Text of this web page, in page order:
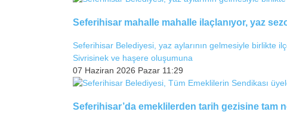
Seferihisar mahalle mahalle ilaçlanıyor, yaz
Seferihisar Belediyesi, yaz aylarının gelmesiyle birlikte
Sivrisinek ve haşere oluşumuna
07 Haziran 2026 Pazar 11:29
Seferihisar’da emeklilerden tarih gezisine tam